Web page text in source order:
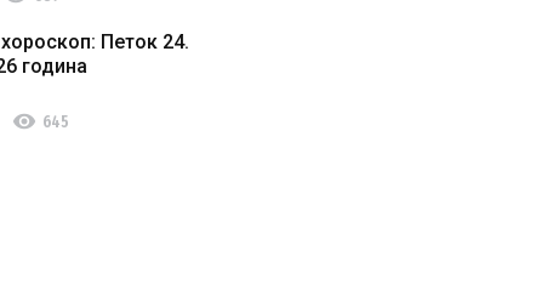
Петок 24.
година
visibility 645